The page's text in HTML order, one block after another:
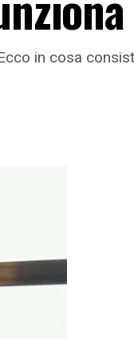
in cosa